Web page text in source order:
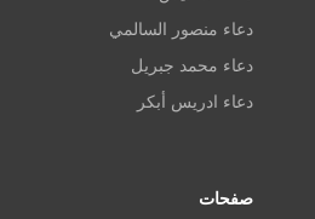
دعاء منصور السالمي
دعاء محمد جبريل
دعاء ادريس أبكر
صفحات